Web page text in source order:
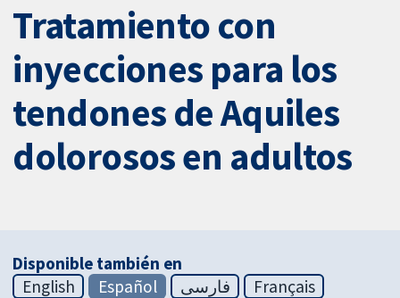
Tratamiento con
inyecciones para los
tendones de Aquiles
dolorosos en adultos
Disponible también en
English
Español فارسی
Français